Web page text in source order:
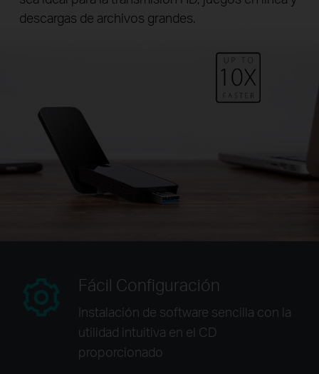
descargas de archivos grandes.
Fácil Configuración
Instalación de software sencilla con la
utilidad intuitiva en el CD
proporcionado